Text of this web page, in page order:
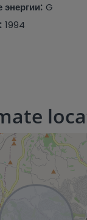
энергии: G
1994